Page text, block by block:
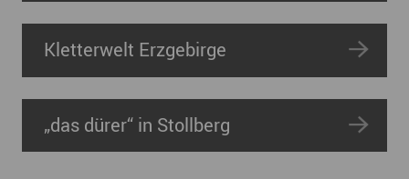
Kletterwelt Erzgebirge
„das dürer“ in Stollberg